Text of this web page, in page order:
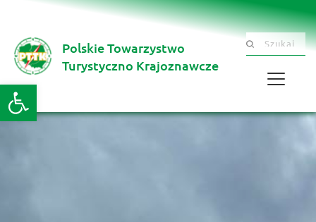
Otwórz pasek narzędzi
Polskie Towarzystwo
Turystyczno Krajoznawcze
Szukaj .......